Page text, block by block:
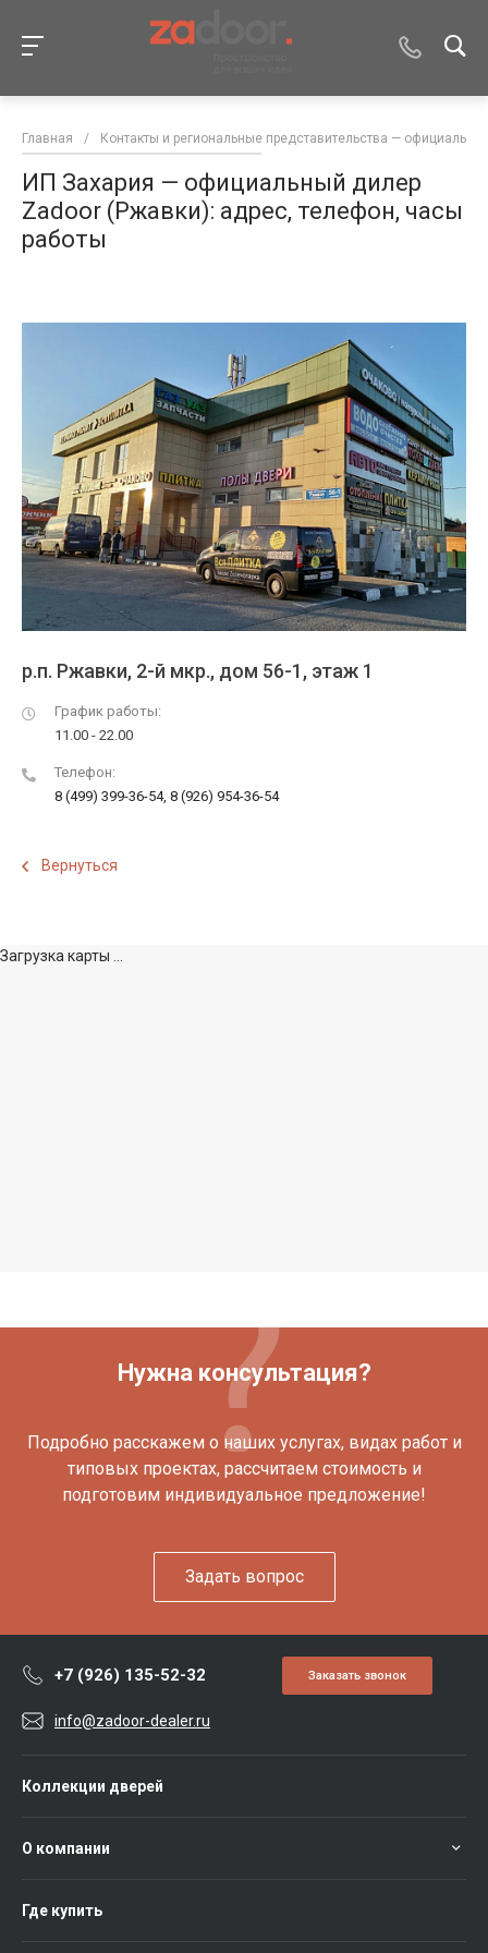
Главная / Контакты и региональные представительства —
ИП Захария — официальный дилер
Zadoor (Ржавки): адрес, телефон, часы
работы
р.п. Ржавки, 2-й мкр., дом 56-1, этаж 1
График работы:
11.00 - 22.00
Телефон:
8 (499) 399-36-54, 8 (926) 954-36-54
Вернуться
Загрузка карты ...
Нужна консультация?
Подробно расскажем о наших услугах, видах работ и
типовых проектах, рассчитаем стоимость и
подготовим индивидуальное предложение!
Задать вопрос
+7 (926) 135-52-32 Заказать звонок
info@zadoor-dealer.ru
Коллекции дверей
О компании
Где купить